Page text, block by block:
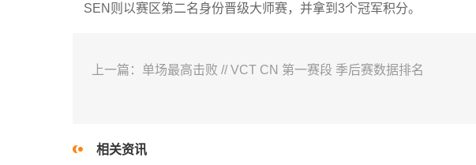
SEN则以赛区第二名身份晋级大师赛，并拿到3个冠军积分。
上一篇：单场最高击败 // VCT CN 第一赛段 季后赛数据排名
相关资讯